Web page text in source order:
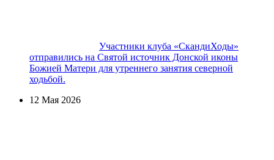
Участники клуба «СкандиХоды»
отправились на Святой источник Донской иконы
Божией Матери для утреннего занятия северной
ходьбой.
12 Мая 2026